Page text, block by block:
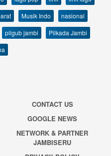
Musik Indo
nasional
pilgub jambi
Pilkada Jambi
CONTACT US
GOOGLE NEWS
NETWORK & PARTNER
JAMBISERU